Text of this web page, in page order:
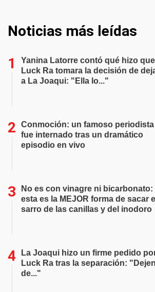
Noticias más leídas
Yanina Latorre contó qué hizo que
Luck Ra tomara la decisión de
a La Joaqui: "Ella lo..."
Conmoción: un famoso periodista
fue internado tras un dramático
episodio en vivo
No es con vinagre ni bicarbonato:
esta es la MEJOR forma de sacar el
sarro de las canillas y del inodoro
La Joaqui hizo un firme pedido
Luck Ra tras la separación: "Dejen
de..."